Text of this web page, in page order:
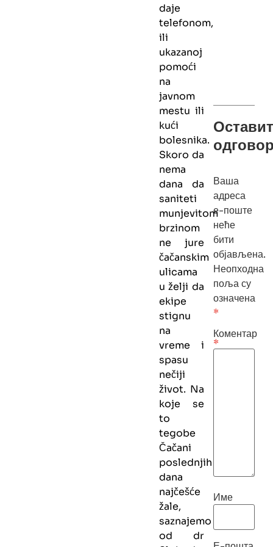
daje
telefonom,
ili
ukazanoj
pomoći
na
javnom
mestu ili
kući
bolesnika.
Skoro da
nema
dana da
saniteti
munjevitom
brzinom
ne jure
čačanskim
ulicama
u želji da
ekipe
stignu
na
vreme i
spasu
nečiji
život. Na
koje se
to
tegobe
Čačani
poslednjih
dana
najčešće
žale,
saznajemo
od dr
Ваша
адреса
е-поште
неће
бити
објављена.
Неопходна
поља су
означена
*
Коментар
*
Име